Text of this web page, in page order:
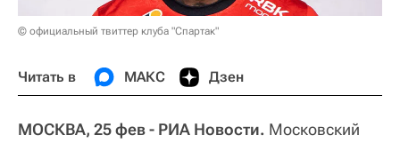
© официальный твиттер клуба "Спартак"
Читать в МАКС Дзен
МОСКВА, 25 фев - РИА Новости. Московский